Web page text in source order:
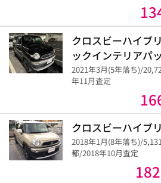
クロスビーハイ
ックインテリアパ
2021年3月(5年落ち)/
年11月査定
クロスビーハイブ
2018年1月(8年落ち)/
都/2018年10月査定